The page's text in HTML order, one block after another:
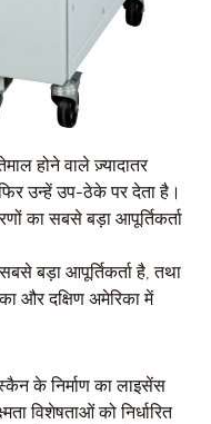
होने वाले ज़्यादातर
उन्हें उप-ठेके पर देता है।
का सबसे बड़ा आपूर्तिकर्ता
बड़ा आपूर्तिकर्ता है, तथा
और दक्षिण अमेरिका में
के निर्माण का लाइसेंस
विशेषताओं को निर्धारित